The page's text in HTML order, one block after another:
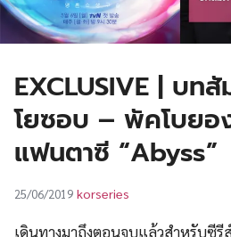
EXCLUSIVE | บ
โยซอบ – พัคโบยอ
แฟนตาซี “Abyss”
25/06/2019 korseries
เดินทางมาถึงตอนจบแล้วสำหรับซี